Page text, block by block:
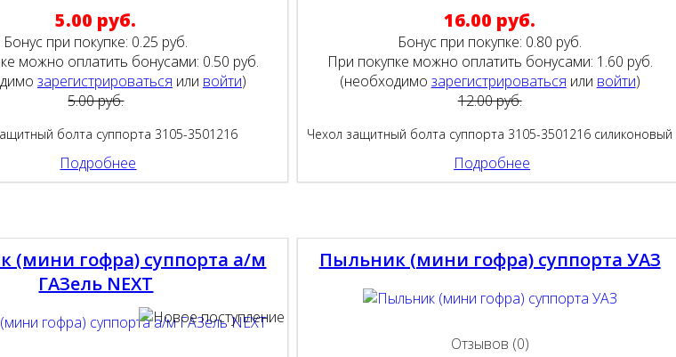
5.00 руб.
Бонус при покупке: 0.25 руб.
можно оплатить бонусами: 0.50 руб.
зарегистрироваться или войти)
5.00 руб.
болта суппорта 3105-3501216
Подробнее
16.00 руб.
Бонус при покупке: 0.80 руб.
При покупке можно оплатить бонусами: 1.60 руб.
(необходимо зарегистрироваться или войти)
12.00 руб.
Чехол защитный болта суппорта 3105-3501216 силиконовый
Подробнее
(мини гофра) суппорта а/м
ГАЗель NEXT
Пыльник (мини гофра) суппорта УАЗ
Отзывов (0)